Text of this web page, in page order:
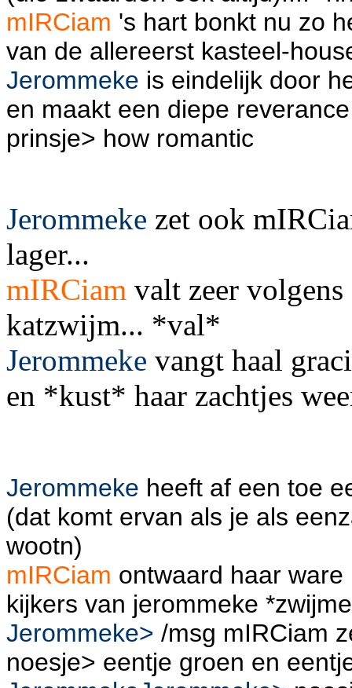
mIRCiam 's hart bonkt nu zo
van de allereerst kasteel-
Jerommeke is eindelijk door
en maakt een diepe
prinsje> how romantic
Jerommeke zet ook
lager...
mIRCiam valt zeer
katzwijm... *val*
Jerommeke vangt haal
en *kust* haar zachtjes
Jerommeke heeft af een toe
(dat komt ervan als je als
wootn)
mIRCiam ontwaard haar
kijkers van jerommeke
Jerommeke> /msg mIRCiam
noesje> eentje groen en